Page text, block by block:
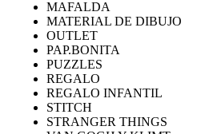
MAFALDA
MATERIAL DE DIBUJO
OUTLET
PAP.BONITA
PUZZLES
REGALO
REGALO INFANTIL
STITCH
STRANGER THINGS